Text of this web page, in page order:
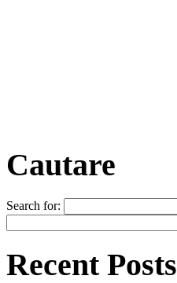
Cautare
Search for:
Recent Posts